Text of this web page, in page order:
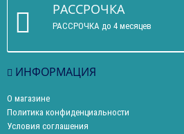
РАССРОЧКА
РАССРОЧКА до 4 месяцев
ИНФОРМАЦИЯ
О магазине
Политика конфиденциальности
Условия соглашения